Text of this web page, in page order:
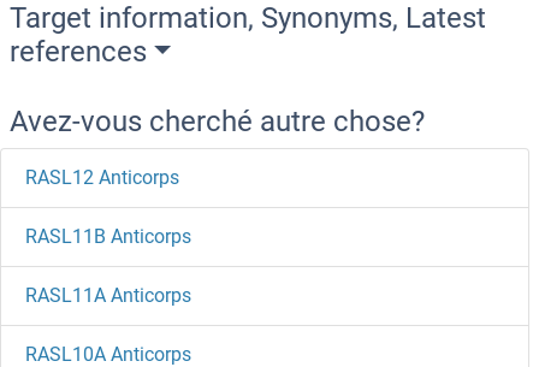
Target information, Synonyms, Latest
references
Avez-vous cherché autre chose?
RASL12 Anticorps
RASL11B Anticorps
RASL11A Anticorps
RASL10A Anticorps